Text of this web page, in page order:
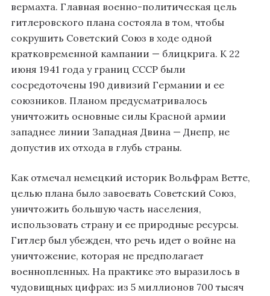
вермахта. Главная военно-политическая цель
гитлеровского плана состояла в том, чтобы
сокрушить Советский Союз в ходе одной
кратковременной кампании — блицкрига. К 22
июня 1941 года у границ СССР были
сосредоточены 190 дивизий Германии и ее
союзников. Планом предусматривалось
уничтожить основные силы Красной армии
западнее линии Западная Двина — Днепр, не
допустив их отхода в глубь страны.
Как отмечал немецкий историк Вольфрам Ветте,
целью плана было завоевать Советский Союз,
уничтожить большую часть населения,
использовать страну и ее природные ресурсы.
Гитлер был убежден, что речь идет о войне на
уничтожение, которая не предполагает
военнопленных. На практике это выразилось в
чудовищных цифрах: из 5 миллионов 700 тысяч